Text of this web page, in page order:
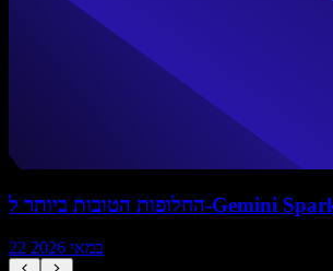
22 במאי 2026